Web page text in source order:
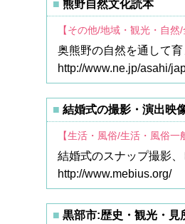
熊野自然文化読本
【その他/地域・観光・自然/
奥熊野の自然を通して
http://www.ne.jp/asahi/
結婚式の撮影・演出映
【生活・風俗/生活・風俗一
結婚式のスナップ撮影
http://www.mebius.org/
黒部市:歴史・観光・見